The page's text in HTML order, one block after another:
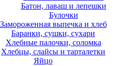
Батон, лаваш и лепешки
Булочки
Замороженная выпечка и хлеб
Баранки, сушки, сухари
Хлебные палочки, соломка
Хлебцы, слайсы и тарталетки
Яйцо